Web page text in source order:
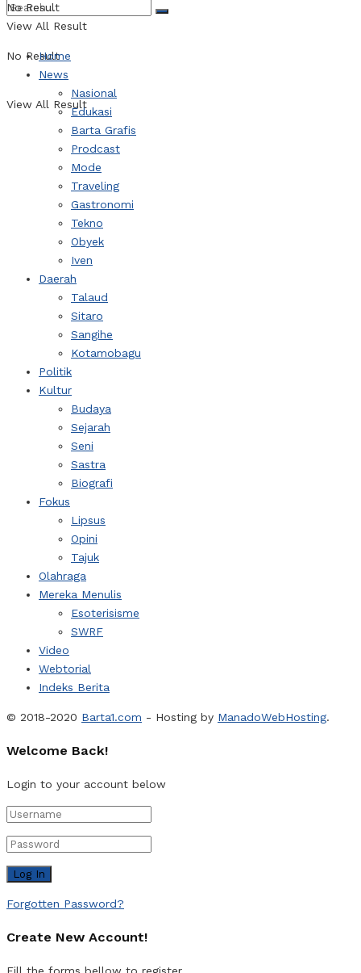
No Result
View All Result
No Result
View All Result
Home
News
Nasional
Edukasi
Barta Grafis
Prodcast
Mode
Traveling
Gastronomi
Tekno
Obyek
Iven
Daerah
Talaud
Sitaro
Sangihe
Kotamobagu
Politik
Kultur
Budaya
Sejarah
Seni
Sastra
Biografi
Fokus
Lipsus
Opini
Tajuk
Olahraga
Mereka Menulis
Esoterisisme
SWRF
Video
Webtorial
Indeks Berita
© 2018-2020 Barta1.com - Hosting by ManadoWebHosting.
Welcome Back!
Login to your account below
Forgotten Password?
Create New Account!
Fill the forms bellow to register